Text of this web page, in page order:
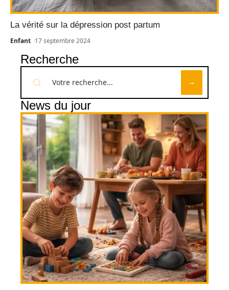
La vérité sur la dépression post partum
Enfant 17 septembre 2024
Recherche
News du jour